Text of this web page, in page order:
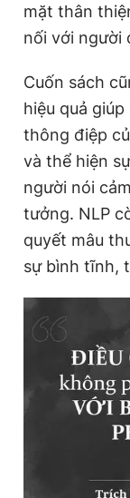
mặt thân
nối với người
Cuốn sách
hiệu quả
thông điệp
và thể hiện
người nói
tưởng. NLP
quyết mâu
sự bình tĩnh,